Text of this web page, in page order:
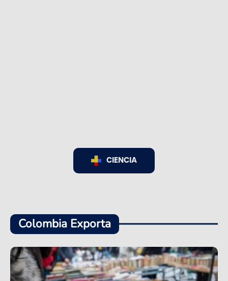
CIENCIA
Colombia Exporta